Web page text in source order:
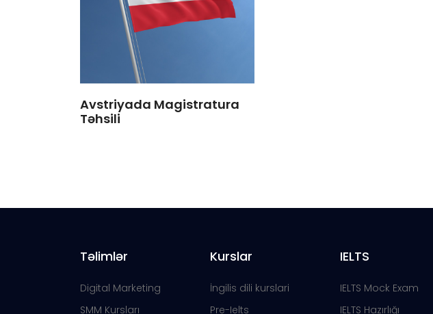
Avstriyada Magistratura
Təhsili
Təlimlər
Digital Marketing
SMM Kursları
Kurslar
İngilis dili kurslari
Pre-Ielts
IELTS
IELTS Mock Exam
IELTS Hazırlığı